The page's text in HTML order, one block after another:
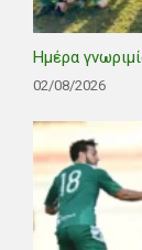
Ημέρα
02/08/2026